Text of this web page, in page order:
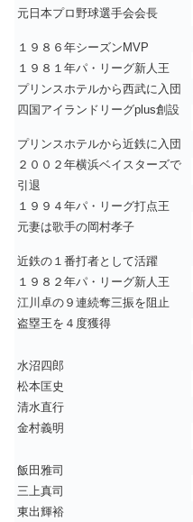
元日本プロ野球選手会会長
１９８６年シーズンMVP
１９８１年パ・リーグ新人王
プリンスホテルから西武に入団
四国アイランドリーグplus創設
プリンスホテルから近鉄に入団
２００２年横浜ベイスターズで
引退
１９９４年パ・リーグ打点王
元妻は歌手の岡村孝子
近鉄の１番打者として活躍
１９８２年パ・リーグ新人王
江川卓の９連続奪三振を阻止
盗塁王を４度獲得
水沼四郎
松本匡史
清水直行
金村義明
飯田雅司
三上真司
東出輝裕